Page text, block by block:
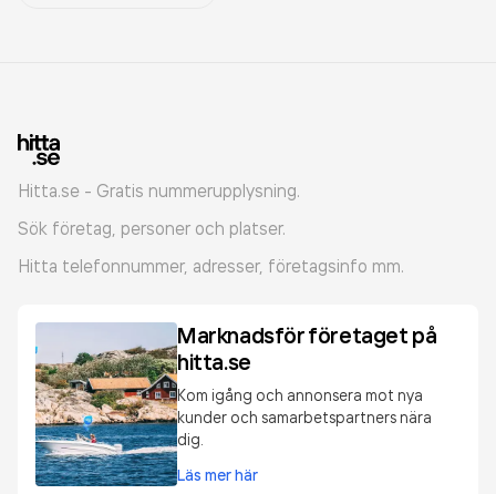
Hitta.se - Gratis nummerupplysning.
Sök företag, personer och platser.
Hitta telefonnummer, adresser, företagsinfo mm.
Marknadsför företaget på
hitta.se
Kom igång och annonsera mot nya
kunder och samarbetspartners nära
dig.
Läs mer här